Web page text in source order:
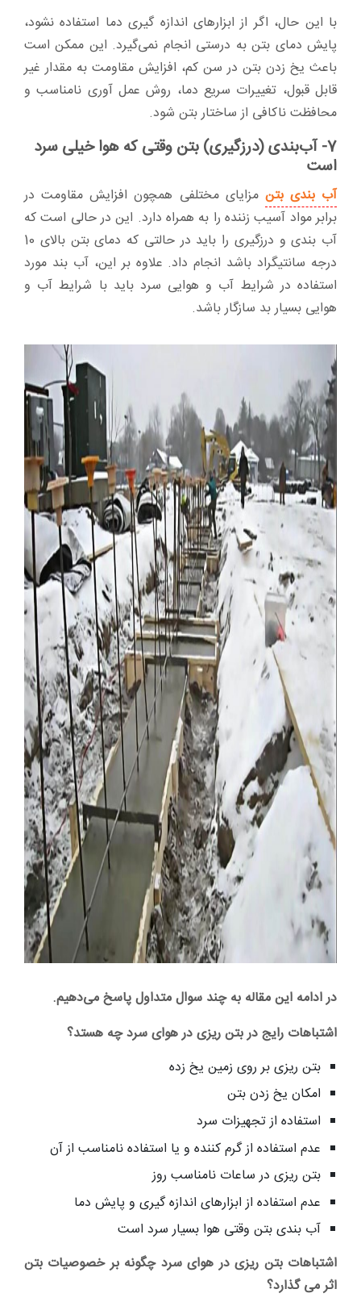
با این حال، اگر از ابزارهای اندازه گیری دما استفاده نشود،
پایش دمای بتن به درستی انجام نمی‌گیرد. این ممکن است
باعث یخ زدن بتن در سن کم، افزایش مقاومت به مقدار غیر
قابل قبول، تغییرات سریع دما، روش عمل آوری نامناسب و
محافظت ناکافی از ساختار بتن شود.
7- آب‌بندی (درزگیری) بتن وقتی که هوا خیلی سرد
است
آب بندی بتن مزایای مختلفی همچون افزایش مقاومت در
برابر مواد آسیب زننده را به همراه دارد. این در حالی است که
آب بندی و درزگیری را باید در حالتی که دمای بتن بالای 10
درجه سانتیگراد باشد انجام داد. علاوه بر این، آب بند مورد
استفاده در شرایط آب و هوایی سرد باید با شرایط آب و
هوایی بسیار بد سازگار باشد.
در ادامه این مقاله به چند سوال متداول پاسخ می‌دهیم.
اشتباهات رایج در بتن ریزی در هوای سرد چه هستد؟
بتن ریزی بر روی زمین یخ زده
امکان یخ زدن بتن
استفاده از تجهیزات سرد
عدم استفاده از گرم کننده و یا استفاده نامناسب از آن
بتن ریزی در ساعات نامناسب روز
عدم استفاده از ابزار‌های اندازه گیری و پایش دما
آب بندی بتن وقتی هوا بسیار سرد است
اشتباهات بتن ریزی در هوای سرد چگونه بر خصوصیات بتن
اثر می گذارد؟